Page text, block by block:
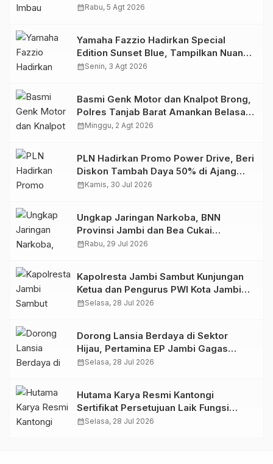
Migas Demi Keselamatan Bersama
calendar_monthRabu, 5 Agt 2026
Yamaha Fazzio Hadirkan Special
Edition Sunset Blue, Tampilkan Nuansa
Retro Summer yang Semakin Skena
calendar_monthSenin, 3 Agt 2026
Basmi Genk Motor dan Knalpot Brong,
Polres Tanjab Barat Amankan Belasan
Kendaraan
calendar_monthMinggu, 2 Agt 2026
PLN Hadirkan Promo Power Drive, Beri
Diskon Tambah Daya 50% di Ajang
GIIAS 2026
calendar_monthKamis, 30 Jul 2026
Ungkap Jaringan Narkoba, BNN
Provinsi Jambi dan Bea Cukai
Amankan Sembilan Pelaku beserta
calendar_monthRabu, 29 Jul 2026
Kapolresta Jambi Sambut Kunjungan
Ketua dan Pengurus PWI Kota Jambi
Perkuat Sinergi dan Kolaborasi
calendar_monthSelasa, 28 Jul 2026
Dorong Lansia Berdaya di Sektor
Hijau, Pertamina EP Jambi Gagas
Lansiapreneur Batik Eco-Print
calendar_monthSelasa, 28 Jul 2026
Hutama Karya Resmi Kantongi
Sertifikat Persetujuan Laik Fungsi
Struktur Jembatan Musi V Tol
calendar_monthSelasa, 28 Jul 2026